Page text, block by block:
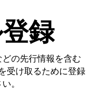
録
の先行情報を含む
受け取るために登録
。